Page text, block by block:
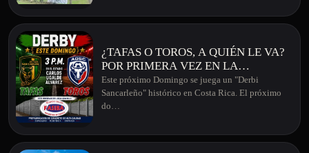
¿TAFAS O TOROS, A QUIÉN LE VA?
POR PRIMERA VEZ EN LA
HISTORIA, DERBI SANCARLEÑO EN
LA PRIMERA DIVISIÓN DE COSTA
RICA
Este próximo Domingo se juega un "Derbi
Sancarleño" histórico en Costa Rica. El próximo
do…